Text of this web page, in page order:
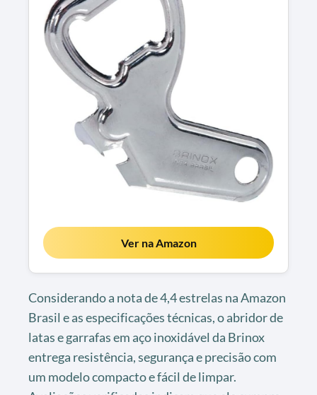
Ver na Amazon
Considerando a nota de 4,4 estrelas na Amazon
Brasil e as especificações técnicas, o abridor de
latas e garrafas em aço inoxidável da Brinox
entrega resistência, segurança e precisão com
um modelo compacto e fácil de limpar.